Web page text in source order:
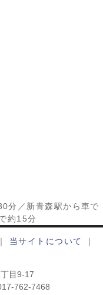
分／新青森駅から車で
約15分
当サイトについて
｜
目9-17
762-7468